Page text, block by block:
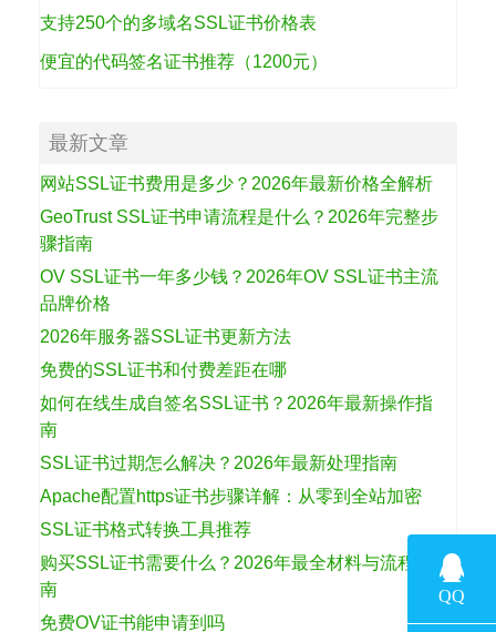
支持250个的多域名SSL证书价格表
便宜的代码签名证书推荐（1200元）
最新文章
网站SSL证书费用是多少？2026年最新价格全解析
GeoTrust SSL证书申请流程是什么？2026年完整步
骤指南
OV SSL证书一年多少钱？2026年OV SSL证书主流
品牌价格
2026年服务器SSL证书更新方法
免费的SSL证书和付费差距在哪
如何在线生成自签名SSL证书？2026年最新操作指
南
SSL证书过期怎么解决？2026年最新处理指南
Apache配置https证书步骤详解：从零到全站加密
SSL证书格式转换工具推荐
购买SSL证书需要什么？2026年最全材料与流程指
南
免费OV证书能申请到吗